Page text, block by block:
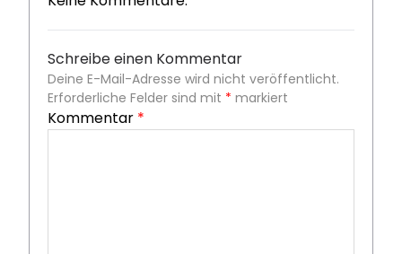
Schreibe einen Kommentar
Deine E-Mail-Adresse wird nicht veröffentlicht.
Erforderliche Felder sind mit * markiert
Kommentar *